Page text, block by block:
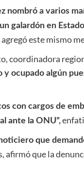
nombró a varios
galardón en
agregó este mismo
coordinadora
ocupado algún
con cargos de
ante la ONU”,
que
afirmó que la